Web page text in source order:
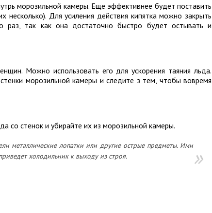
морозильной камеры. Еще эффективнее будет поставить
несколько). Для усиления действия кипятка можно закрыть
раз, так как она достаточно быстро будет остывать и
Можно использовать его для ускорения таяния льда.
морозильной камеры и следите з тем, чтобы вовремя
со стенок и убирайте их из морозильной камеры.
металлические лопатки или другие острые предметы. Ими
холодильник к выходу из строя.